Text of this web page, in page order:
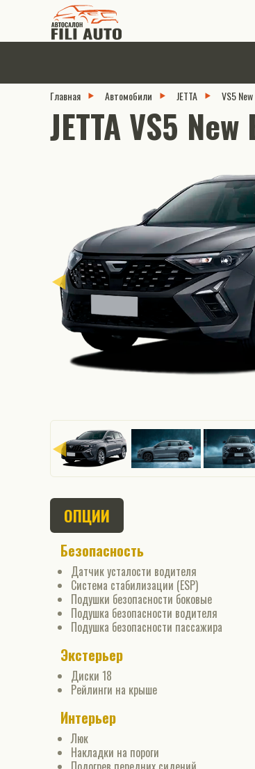
Главная Автомобили JETTA VS5 New
JETTA VS5
ОПЦИИ
Безопасность
Датчик усталости водителя
Система стабилизации (ESP)
Подушки безопасности боковые
Подушка безопасности водителя
Подушка безопасности пассажира
Экстерьер
Диски 18
Рейлинги на крыше
Интерьер
Люк
Накладки на пороги